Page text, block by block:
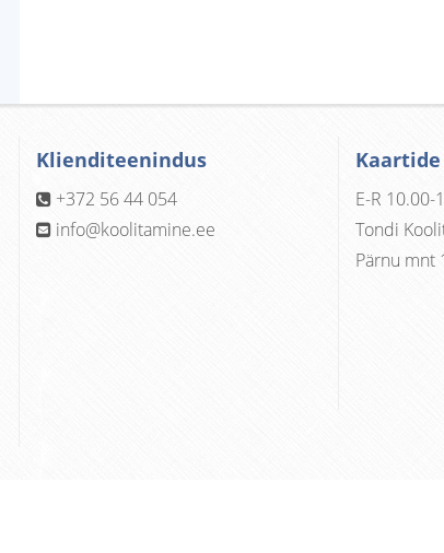
Klienditeenindus
+372 56 44 054
info@koolitamine.ee
E-R 10.00-
Tondi
Pärnu mnt